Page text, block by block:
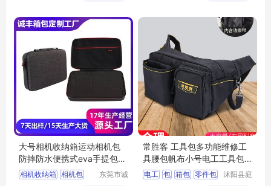
大号相机收纳箱运动相机包
防摔防水便携式eva手提包大
中号收纳包
相机收纳箱 相机包
东莞市诚
常胜客 工具包多功能维修工
具腰包帆布小号电工工具包
工作腰带
电工 包 箱包 零件包
沭阳县庭